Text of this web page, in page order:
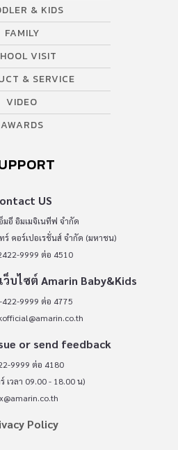
& KIDS
FAMILY
VISIT
& SERVICE
VIDEO
AWARDS
US
มอี อิมเมจิเนทีฟ จำกัด
ร์ คอร์เปอเรชั่นส์ จำกัด (มหาชน)
9999 ต่อ 4510
บไซต์ Amarin Baby&Kids
422-9999 ต่อ 4775
or send feedback
9999 ต่อ 4180
เวลา 09.00 - 18.00 น)
Policy